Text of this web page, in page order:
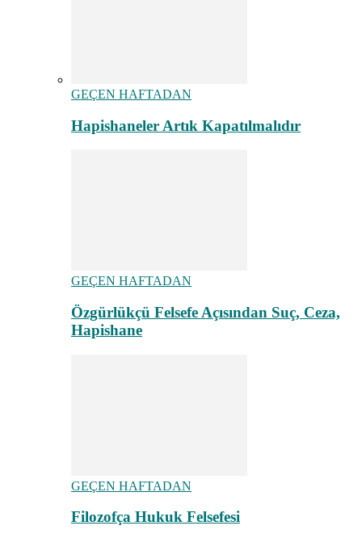
GEÇEN HAFTADAN
Hapishaneler Artık Kapatılmalıdır
GEÇEN HAFTADAN
Özgürlükçü Felsefe Açısından Suç, Ceza,
Hapishane
GEÇEN HAFTADAN
Filozofça Hukuk Felsefesi